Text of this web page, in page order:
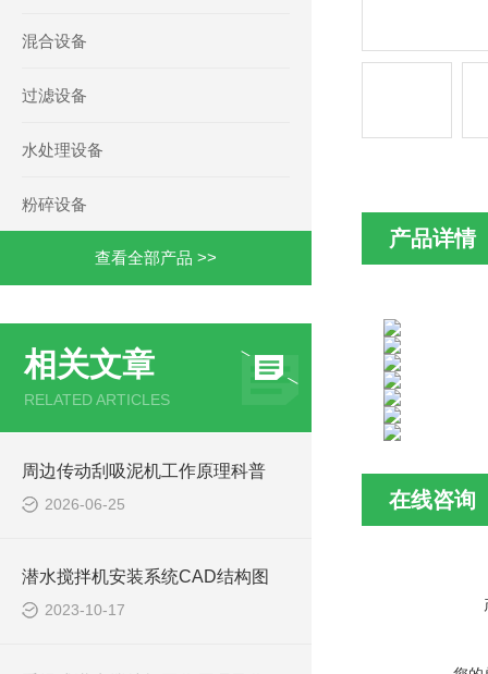
混合设备
过滤设备
水处理设备
粉碎设备
查看全部产品 >>
相关文章
RELATED ARTICLES
周边传动刮吸泥机工作原理科普
2026-06-25
潜水搅拌机安装系统CAD结构图
2023-10-17
产品详情
在线咨询